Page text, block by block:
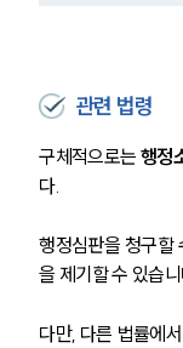
관련 법령
구체적으로는 행정
다.
행정심판을 청구할
을 제기할 수 있습니
다만, 다른 법률에